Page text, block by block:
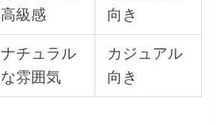
高級感
向き
ナチュラル
な雰囲気
カジュアル
向き